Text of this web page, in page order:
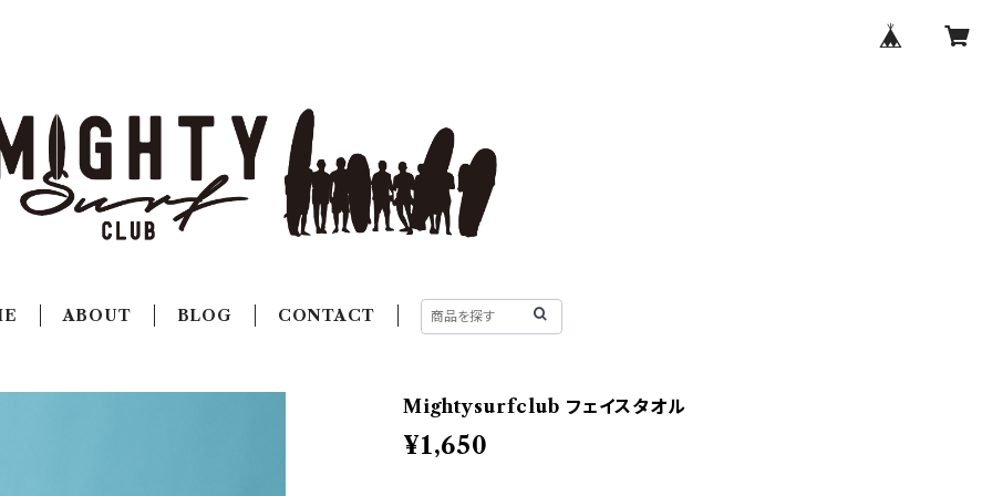
ABOUT BLOG CONTACT
Mightysurfclub フェイスタオル
¥1,650